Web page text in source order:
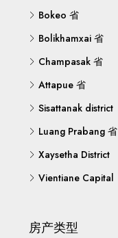
Bokeo 省
Bolikhamxai 省
Champasak 省
Attapue 省
Sisattanak district
Luang Prabang 省
Xaysetha District
Vientiane Capital
房产类型